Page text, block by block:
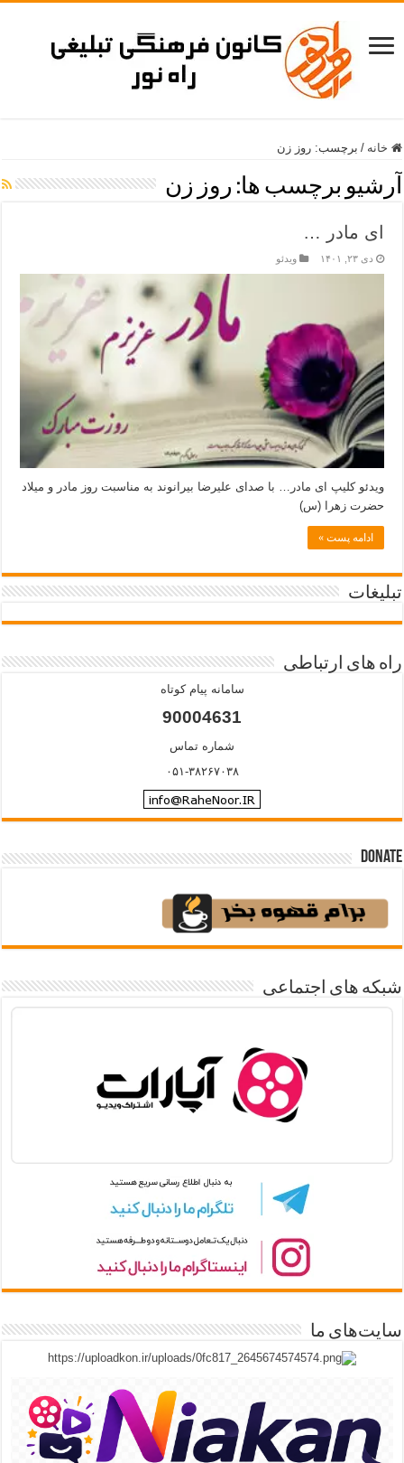
خانه / برچسب:روز زن
آرشیو برچسب ها: روز زن
ای مادر …
دی ۲۳, ۱۴۰۱ ویدئو
ویدئو کلیپ ای مادر… با صدای علیرضا بیرانوند به مناسبت روز مادر و میلاد
حضرت زهرا (س)
ادامه پست »
تبلیغات
راه های ارتباطی
سامانه پیام کوتاه
90004631
شماره تماس
۰۵۱-۳۸۲۶۷۰۳۸
Donate
شبکه های اجتماعی
سایت‌های ما